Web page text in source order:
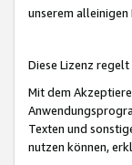
unserem alleinigen
Diese Lizenz
Mit dem
Texten und
nutzen können,